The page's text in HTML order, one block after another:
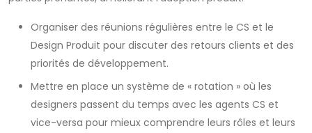
Organiser des réunions régulières entre le CS et le
Design Produit pour discuter des retours clients et des
priorités de développement.
Mettre en place un système de « rotation » où les
designers passent du temps avec les agents CS et
vice-versa pour mieux comprendre leurs rôles et leurs